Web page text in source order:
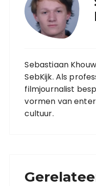
Sebastiaan
SebKijk. Als
filmjournalist
vormen van
cultuur.